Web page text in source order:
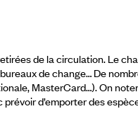
de la circulation. Le
de change… De
MasterCard…). On
d’emporter des